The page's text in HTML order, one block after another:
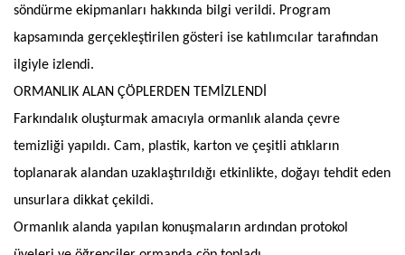
söndürme ekipmanları hakkında bilgi verildi. Program
kapsamında gerçekleştirilen gösteri ise katılımcılar tarafından
ilgiyle izlendi.
ORMANLIK ALAN ÇÖPLERDEN TEMİZLENDİ
Farkındalık oluşturmak amacıyla ormanlık alanda çevre
temizliği yapıldı. Cam, plastik, karton ve çeşitli atıkların
toplanarak alandan uzaklaştırıldığı etkinlikte, doğayı tehdit eden
unsurlara dikkat çekildi.
Ormanlık alanda yapılan konuşmaların ardından protokol